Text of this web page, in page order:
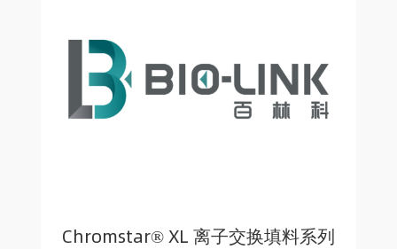
Chromstar® XL 离子交换填料系列